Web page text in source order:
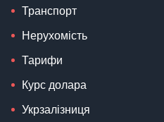
Транспорт
Нерухомість
Тарифи
Курс долара
Укрзалізниця